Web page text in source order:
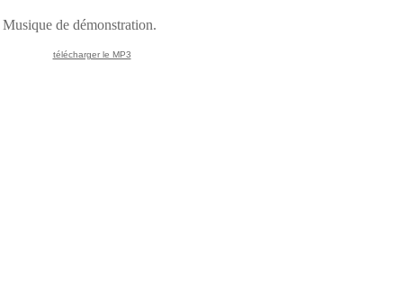
Musique de démonstration.
télécharger le MP3